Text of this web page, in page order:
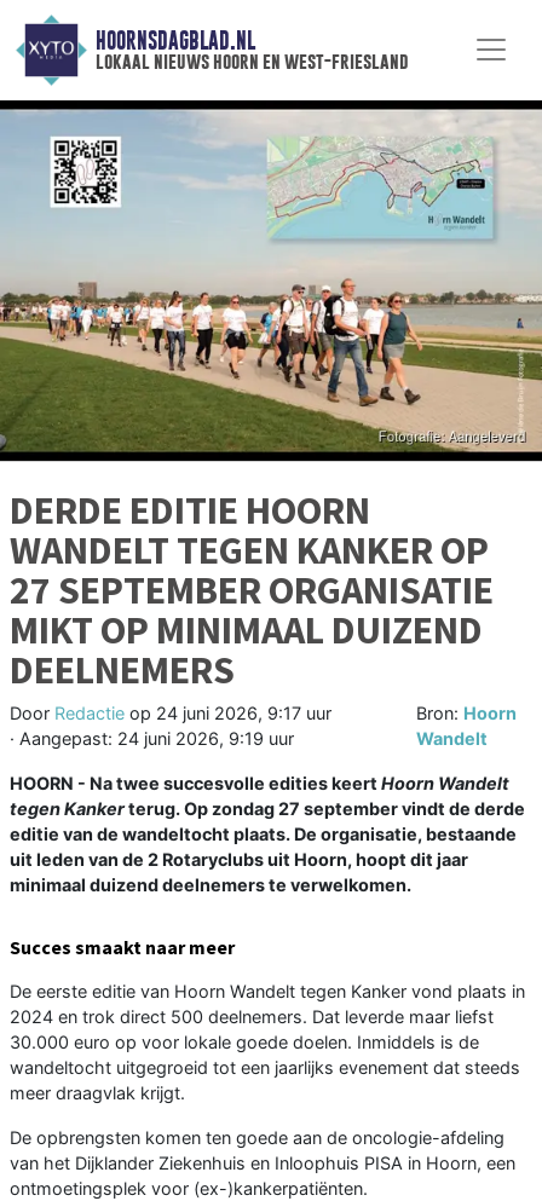
HOORNSDAGBLAD.NL
lokaal nieuws hoorn en west-friesland
DERDE EDITIE HOORN
WANDELT TEGEN KANKER OP
27 SEPTEMBER ORGANISATIE
MIKT OP MINIMAAL DUIZEND
DEELNEMERS
Door Redactie op 24 juni 2026, 9:17 uur
· Aangepast: 24 juni 2026, 9:19 uur
Bron: Hoorn
Wandelt
HOORN - Na twee succesvolle edities keert Hoorn Wandelt
tegen Kankerterug. Op zondag 27 september vindt de derde
editie van de wandeltocht plaats. De organisatie, bestaande
uit leden van de 2 Rotaryclubs uit Hoorn, hoopt dit jaar
minimaal duizend deelnemers te verwelkomen.
Succes smaakt naar meer
De eerste editie van Hoorn Wandelt tegen Kanker vond plaats in
2024 en trok direct 500 deelnemers. Dat leverde maar liefst
30.000 euro op voor lokale goede doelen. Inmiddels is de
wandeltocht uitgegroeid tot een jaarlijks evenement dat steeds
meer draagvlak krijgt.
De opbrengsten komen ten goede aan de oncologie-afdeling
van het Dijklander Ziekenhuis en Inloophuis PISA in Hoorn, een
ontmoetingsplek voor (ex-)kankerpatiënten.